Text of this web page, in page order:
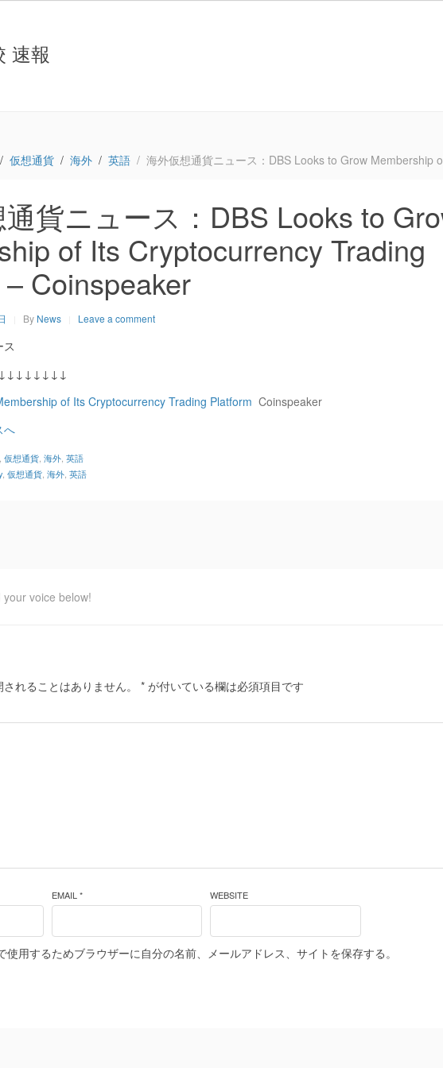
速報
仮想通貨 海外 英語 海外仮想通貨ニュース：DBS Looks to Grow
貨ニュース：DBS Looks to
of Its Cryptocurrency Trading
Coinspeaker
By News Leave a comment
of Its Cryptocurrency Trading Platform Coinspeaker
へ
仮想通貨 海外 英語
仮想通貨 海外 英語
voice below!
れることはありません。 * が付いている欄は必須項目です
EMAIL * WEBSITE
使用するためブラウザーに自分の名前、メールアドレス、サイトを保存する。